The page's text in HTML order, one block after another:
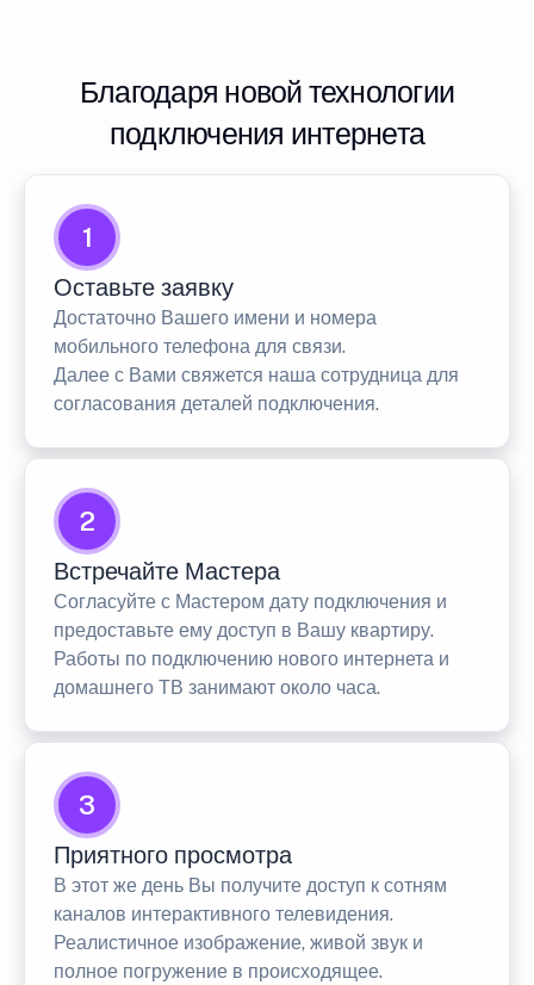
Благодаря новой технологии
подключения интернета
1
Оставьте заявку
Достаточно Вашего имени и номера
мобильного телефона для связи.
Далее с Вами свяжется наша сотрудница для
согласования деталей подключения.
2
Встречайте Мастера
Согласуйте с Мастером дату подключения и
предоставьте ему доступ в Вашу квартиру.
Работы по подключению нового интернета и
домашнего ТВ занимают около часа.
3
Приятного просмотра
В этот же день Вы получите доступ к сотням
каналов интерактивного телевидения.
Реалистичное изображение, живой звук и
полное погружение в происходящее.